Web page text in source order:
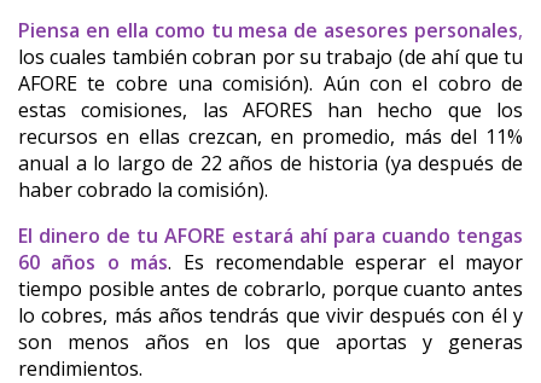
Piensa en ella como tu mesa de asesores personales,
los cuales también cobran por su trabajo (de ahí que tu
AFORE te cobre una comisión). Aún con el cobro de
estas comisiones, las AFORES han hecho que los
recursos en ellas crezcan, en promedio, más del 11%
anual a lo largo de 22 años de historia (ya después de
haber cobrado la comisión).
El dinero de tu AFORE estará ahí para cuando tengas
60 años o más. Es recomendable esperar el mayor
tiempo posible antes de cobrarlo, porque cuanto antes
lo cobres, más años tendrás que vivir después con él y
son menos años en los que aportas y generas
rendimientos.